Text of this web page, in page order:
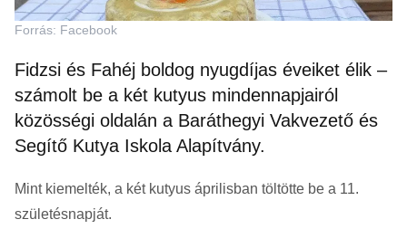
Forrás: Facebook
Fidzsi és Fahéj boldog nyugdíjas éveiket élik –
számolt be a két kutyus mindennapjairól
közösségi oldalán a Baráthegyi Vakvezető és
Segítő Kutya Iskola Alapítvány.
Mint kiemelték, a két kutyus áprilisban töltötte be a 11.
születésnapját.